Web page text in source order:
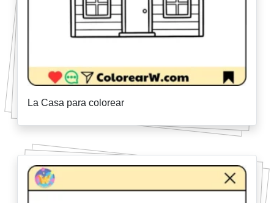
La Casa para colorear